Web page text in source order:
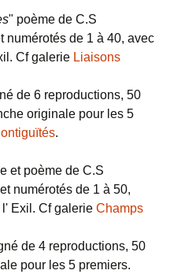
" poème de C.S
numérotés de 1 à 40, avec
Cf galerie Liaisons
de 6 reproductions, 50
originale pour les 5
.
et poème de C.S
numérotés de 1 à 50,
Exil. Cf galerie Champs
de 4 reproductions, 50
pour les 5 premiers.